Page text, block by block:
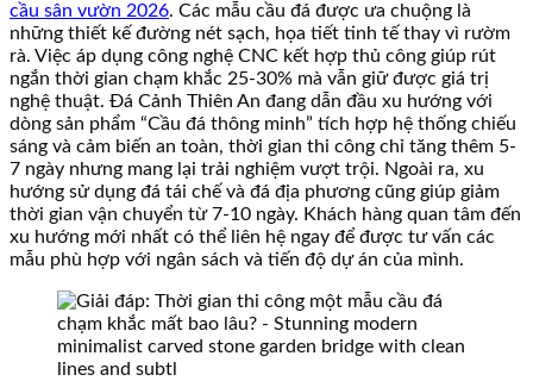
cầu sân vườn 2026. Các mẫu cầu đá được ưa chuộng là
những thiết kế đường nét sạch, họa tiết tinh tế thay vì rườm
rà. Việc áp dụng công nghệ CNC kết hợp thủ công giúp rút
ngắn thời gian chạm khắc 25-30% mà vẫn giữ được giá trị
nghệ thuật. Đá Cảnh Thiên An đang dẫn đầu xu hướng với
dòng sản phẩm “Cầu đá thông minh” tích hợp hệ thống chiếu
sáng và cảm biến an toàn, thời gian thi công chỉ tăng thêm 5-
7 ngày nhưng mang lại trải nghiệm vượt trội. Ngoài ra, xu
hướng sử dụng đá tái chế và đá địa phương cũng giúp giảm
thời gian vận chuyển từ 7-10 ngày. Khách hàng quan tâm đến
xu hướng mới nhất có thể liên hệ ngay để được tư vấn các
mẫu phù hợp với ngân sách và tiến độ dự án của mình.